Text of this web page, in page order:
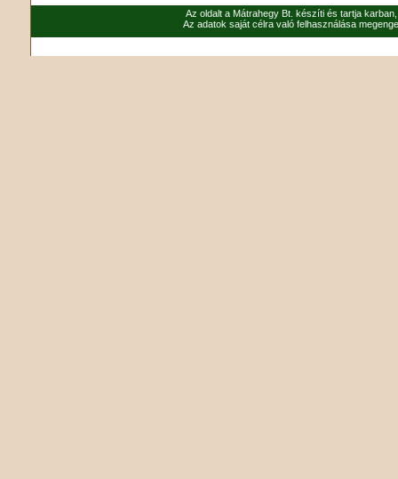
Az oldalt a Mátrahegy Bt. készíti és tartja
Az adatok saját célra való felhasználása